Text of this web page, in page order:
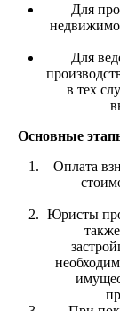
Для
Для
в тех
Основные
Оплата
Юристы